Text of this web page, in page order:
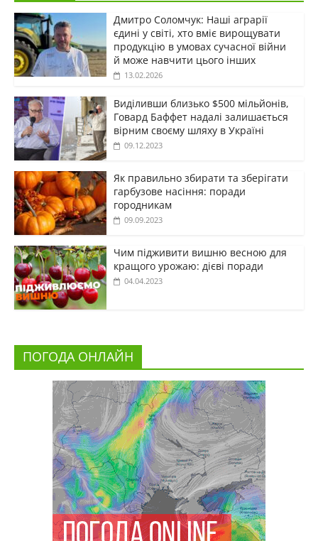
Дмитро Соломчук: Наші аграрії
єдині у світі, хто вміє вирощувати
продукцію в умовах сучасної війни
й може навчити цього інших
13.02.2026
Виділивши близько $500 мільйонів,
Говард Баффет надалі залишається
вірним своєму шляху в Україні
09.12.2023
Як правильно збирати та зберігати
гарбузове насіння: поради
городникам
09.09.2023
Чим підживити вишню весною для
кращого урожаю: дієві поради
04.04.2023
ПОГОДА ОНЛАЙН